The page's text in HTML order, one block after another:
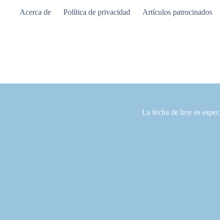
Acerca de Política de privacidad Artículos patrocinados
La fecha de hoy es